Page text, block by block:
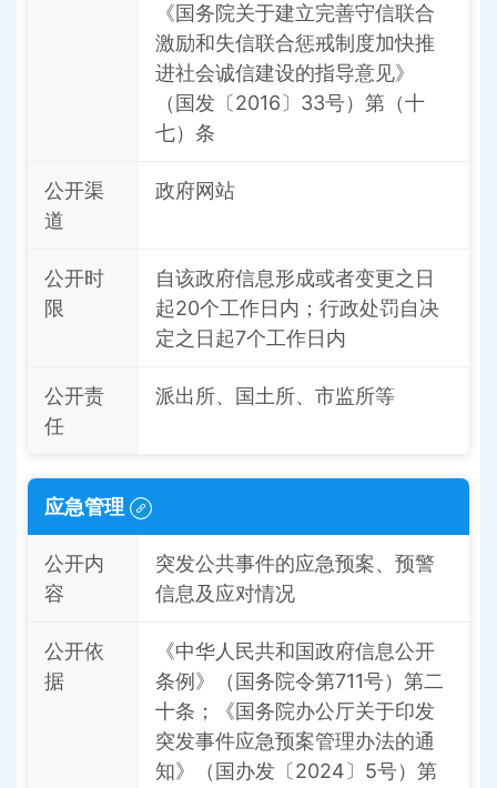
《国务院关于建立完善守信联合
激励和失信联合惩戒制度加快推
进社会诚信建设的指导意见》
（国发〔2016〕33号）第（十
七）条
公开渠
道
政府网站
公开时
限
自该政府信息形成或者变更之日
起20个工作日内；行政处罚自决
定之日起7个工作日内
公开责
任
派出所、国土所、市监所等
应急管理
公开内
容
突发公共事件的应急预案、预警
信息及应对情况
公开依
据
《中华人民共和国政府信息公开
条例》（国务院令第711号）第二
十条；《国务院办公厅关于印发
突发事件应急预案管理办法的通
知》（国办发〔2024〕5号）第